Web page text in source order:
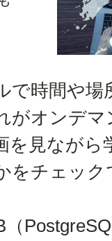
で時間や
がオンデ
を見なが
をチェッ